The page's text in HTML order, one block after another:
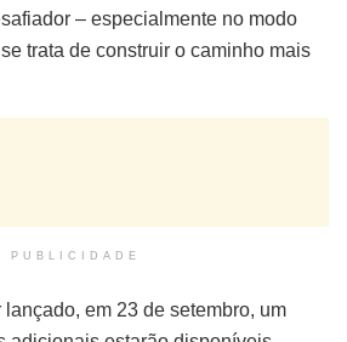
– especialmente no modo
trata de construir o caminho mais
PUBLICIDADE
em 23 de setembro, um